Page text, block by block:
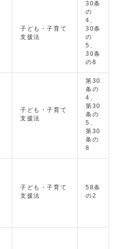
子ども・子育て
支援法
30条
の
4、
30条
の
5、
30条
の8
子ども・子育て
支援法
第30
条の
4、
第30
条の
5、
第30
条の
8
子ども・子育て
支援法
58条
の2